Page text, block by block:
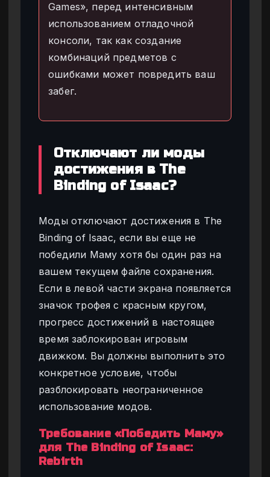
Games», перед интенсивным
использованием отладочной
консоли, так как создание
комбинаций предметов с
ошибками может повредить ваш
забег.
Отключают ли моды
достижения в The
Binding of Isaac?
Моды отключают достижения в The
Binding of Isaac, если вы еще не
победили Маму хотя бы один раз на
вашем текущем файле сохранения.
Если в левой части экрана появляется
значок трофея с красным кругом,
прогресс достижений в настоящее
время заблокирован игровым
движком. Вы должны выполнить это
конкретное условие, чтобы
разблокировать неограниченное
использование модов.
Требование «Победить Маму»
для The Binding of Isaac:
Rebirth